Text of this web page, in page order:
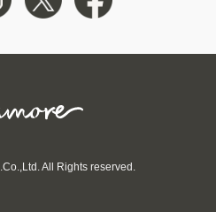
All Rights reserved.